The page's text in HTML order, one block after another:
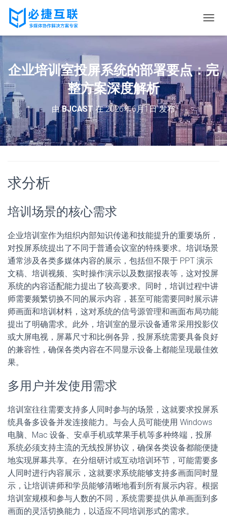
换
企业培训室投屏系统的部署要点：完
整方案深度解析
由BJCAST在2026年6月1日发布
求分析
培训场景的核心需求
企业培训室作为组织内部知识传递和技能提升的重要场所，
对投屏系统提出了不同于普通会议室的特殊要求。培训场景
通常涉及各类多媒体内容的展示，包括但不限于 PPT 演示
文稿、培训视频、实时操作演示以及数据报表等，这对投屏
系统的内容适配能力提出了较高要求。同时，培训过程中讲
师需要频繁切换不同的展示内容，甚至可能需要同时展示讲
师画面和培训材料，这对系统的信号源管理和画面布局功能
提出了明确需求。此外，培训室的显示设备通常采用投影仪
或大屏电视，屏幕尺寸和比例各异，投屏系统需要具备良好
的兼容性，确保各类内容在不同显示设备上都能呈现最佳效
果。
多用户并发使用需求
培训室往往需要支持多人同时参与的场景，这就要求投屏系
统具备多设备并发连接能力。与会人员可能使用 Windows
电脑、Mac 设备、安卓手机或苹果手机等多种终端，投屏
系统必须支持主流的无线投屏协议，确保各类设备都能便捷
地实现屏幕共享。在分组研讨或互动培训环节，可能需要多
人同时进行内容展示，这就要求系统能够支持多画面同时显
示，让培训讲师和学员能够清晰地看到所有展示内容。根据
培训室规模和参与人数的不同，系统需要提供从单画面到多
画面的灵活切换能力，以适应不同培训形式的需求。